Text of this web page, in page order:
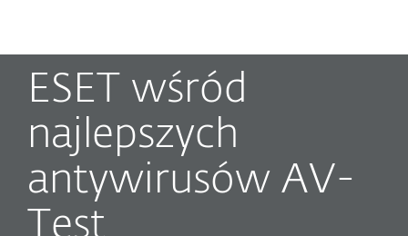
ESET wśród
najlepszych
antywirusów AV-
Test